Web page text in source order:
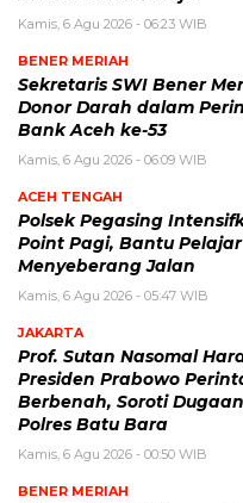
Kamis, 6 Agu 2026 - 06:23 WIB
BENER MERIAH
Sekretaris SWI Bener
Donor Darah dalam
Bank Aceh ke-53
Kamis, 6 Agu 2026 - 06:09 WIB
ACEH TENGAH
Polsek Pegasing
Point Pagi, Bantu Pelajar
Menyeberang Jalan
Kamis, 6 Agu 2026 - 05:47 WIB
JAKARTA
Prof. Sutan Nasomal
Presiden Prabowo
Berbenah, Soroti
Polres Batu Bara
Kamis, 6 Agu 2026 - 00:50 WIB
BENER MERIAH